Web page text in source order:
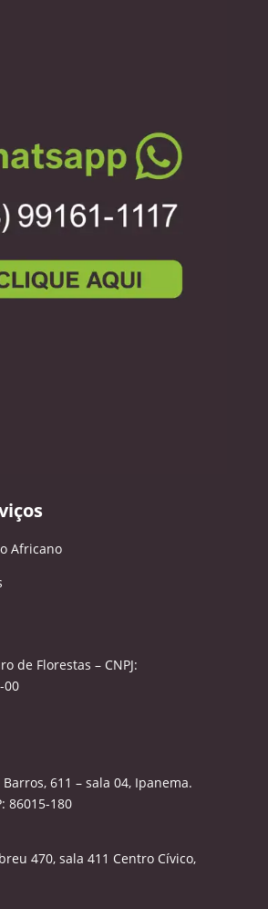
Africano
de Florestas – CNPJ:
00
611 – sala 04, Ipanema.
86015-180
470, sala 411 Centro Cívico,